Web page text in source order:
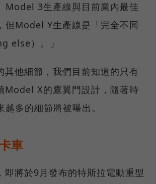
Model 3生產線與目前業內最佳
但Model Y生產線是「完全不同
else）。」
他細節，我們目前知道的只有
Model X的鷹翼門設計，隨著時
多的細節將被曝出。
車
將於9月發布的特斯拉電動重型